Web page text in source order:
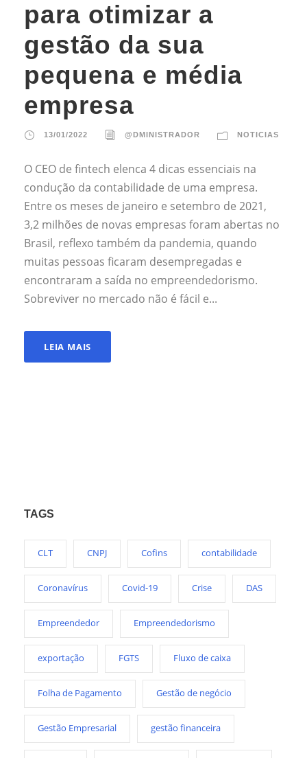
para otimizar a
gestão da sua
pequena e média
empresa
13/01/2022 @DMINISTRADOR NOTICIAS
O CEO de fintech elenca 4 dicas essenciais na
condução da contabilidade de uma empresa.
Entre os meses de janeiro e setembro de 2021,
3,2 milhões de novas empresas foram abertas no
Brasil, reflexo também da pandemia, quando
muitas pessoas ficaram desempregadas e
encontraram a saída no empreendedorismo.
Sobreviver no mercado não é fácil e...
LEIA MAIS
TAGS
CLT CNPJ Cofins contabilidade
Coronavírus Covid-19 Crise DAS
Empreendedor Empreendedorismo
exportação FGTS Fluxo de caixa
Folha de Pagamento Gestão de negócio
Gestão Empresarial gestão financeira